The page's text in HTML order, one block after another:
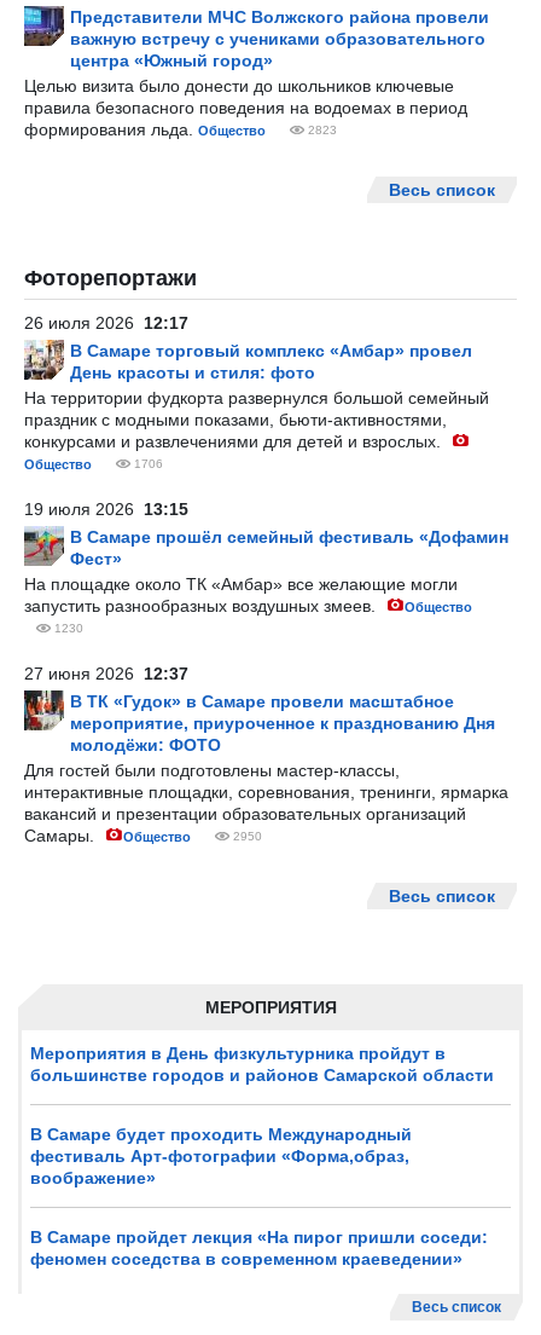
МЕРОПРИЯТИЯ
Мероприятия в День физкультурника пройдут в
большинстве городов и районов Самарской области
В Самаре будет проходить Международный
фестиваль Арт-фотографии «Форма,образ,
воображение»
В Самаре пройдет лекция «На пирог пришли соседи:
феномен соседства в современном краеведении»
Весь список
Представители МЧС Волжского района провели
важную встречу с учениками образовательного
центра «Южный город»
Целью визита было донести до школьников ключевые
правила безопасного поведения на водоемах в период
формирования льда.
Общество 2823
Весь список
Фоторепортажи
26 июля 2026 12:17
В Самаре торговый комплекс «Амбар» провел
День красоты и стиля: фото
На территории фудкорта развернулся большой семейный
праздник с модными показами, бьюти-активностями,
конкурсами и развлечениями для детей и взрослых.
Общество 1706
19 июля 2026 13:15
В Самаре прошёл семейный фестиваль «Дофамин
Фест»
На площадке около ТК «Амбар» все желающие могли
запустить разнообразных воздушных змеев.
Общество
1230
27 июня 2026 12:37
В ТК «Гудок» в Самаре провели масштабное
мероприятие, приуроченное к празднованию Дня
молодёжи: ФОТО
Для гостей были подготовлены мастер-классы,
интерактивные площадки, соревнования, тренинги, ярмарка
вакансий и презентации образовательных организаций
Самары.
Общество 2950
Весь список